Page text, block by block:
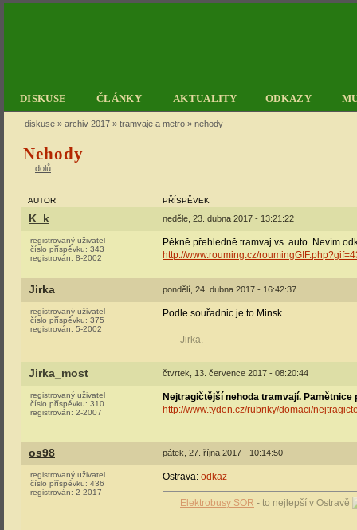
DISKUSE ČLÁNKY AKTUALITY ODKAZY
diskuse » archiv 2017 » tramvaje a metro » nehody
Nehody
dolů
AUTOR PŘÍSPĚVEK
K_k neděle, 23. dubna 2017 - 13:21:22
registrovaný uživatel
číslo příspěvku: 343
registrován: 8-2002
Pěkně přehledně tramvaj vs. auto. Nevím
http://www.rouming.cz/
Jirka pondělí, 24. dubna 2017 - 16:42:37
registrovaný uživatel
číslo příspěvku: 375
registrován: 5-2002
Podle souřadnic je to Minsk.
Jirka.
Jirka_most čtvrtek, 13. července 2017 - 08:20:44
registrovaný uživatel
číslo příspěvku: 310
registrován: 2-2007
Nejtragičtější nehoda tramvají. Pamětnice
http://www.tyden.cz/rubriky/domaci/
os98 pátek, 27. října 2017 - 10:14:50
registrovaný uživatel
číslo příspěvku: 436
registrován: 2-2017
Ostrava: odkaz
Elektrobusy SOR - to nejlepší v Ostravě